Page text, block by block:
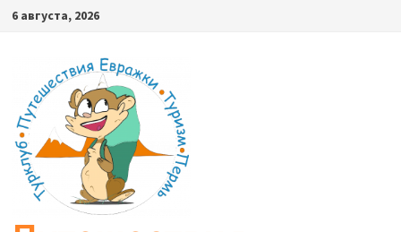
Перейти
содержимому
6 августа, 2026